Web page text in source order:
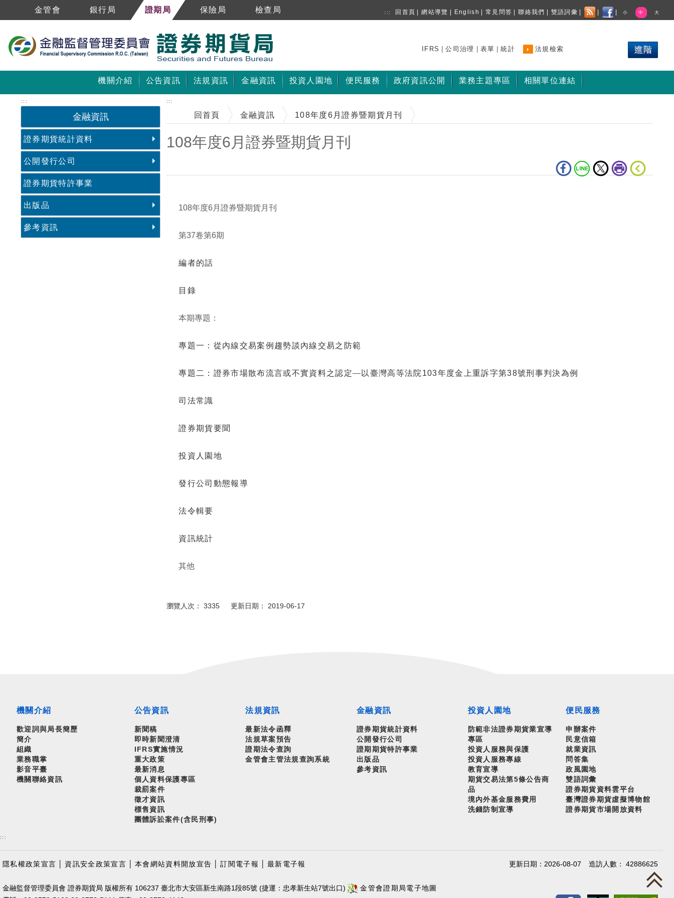
跳到主要內容區塊
金管會 銀行局 證期局 保險局 檢查局 ::: 回首頁 網站導覽 English 常見問答 聯絡我們 雙語詞彙 小 中 大
IFRS |公司治理 | 表單 |統計 法規檢索
機關介紹 公告資訊 法規資訊 金融資訊 投資人園地 便民服務 政府資訊公開 業務主題專區 相關單位連結
:::
金融資訊
證券期貨統計資料
公開發行公司
證券期貨特許事業
出版品
參考資訊
:::
回首頁 金融資訊 108年度6月證券暨期貨月刊
108年度6月證券暨期貨月刊
108年度6月證券暨期貨月刊
第37卷第6期
編者的話
目錄
本期專題：
專題一：從內線交易案例趨勢談內線交易之防範
專題二：證券市場散布流言或不實資料之認定—以臺灣高等法院103年度金上重訴字第38號刑事判決為例
司法常識
證券期貨要聞
投資人園地
發行公司動態報導
法令輯要
資訊統計
其他
瀏覽人次： 3335 更新日期： 2019-06-17
機關介紹
歡迎詞與局長簡歷
簡介
組織
業務職掌
影音平臺
機關聯絡資訊
公告資訊
新聞稿
即時新聞澄清
IFRS實施情況
重大政策
最新消息
個人資料保護專區
裁罰案件
徵才資訊
標售資訊
團體訴訟案件(含民刑事)
法規資訊
最新法令函釋
法規草案預告
證期法令查詢
金管會主管法規查詢系統
金融資訊
證券期貨統計資料
公開發行公司
證期期貨特許事業
出版品
參考資訊
投資人園地
防範非法證券期貨業宣導
專區
投資人服務與保護
投資人服務專線
教育宣導
期貨交易法第5條公告商
品
境內外基金服務費用
洗錢防制宣導
便民服務
申辦案件
民意信箱
就業資訊
問答集
政風園地
雙語詞彙
證券期貨資料雲平台
臺灣證券期貨虛擬博物館
證券期貨市場開放資料
:::
隱私權政策宣言 資訊安全政策宣言 │本會網站資料開放宣告 │訂閱電子報 │最新電子報 造訪人數： 42886625
更新日期：2026-08-07
金融監督管理委員會 證券期貨局 版權所有 106237 臺北市大安區新生南路1段85號 (捷運：忠孝新生站7號出口)
金管會證期局電子地圖